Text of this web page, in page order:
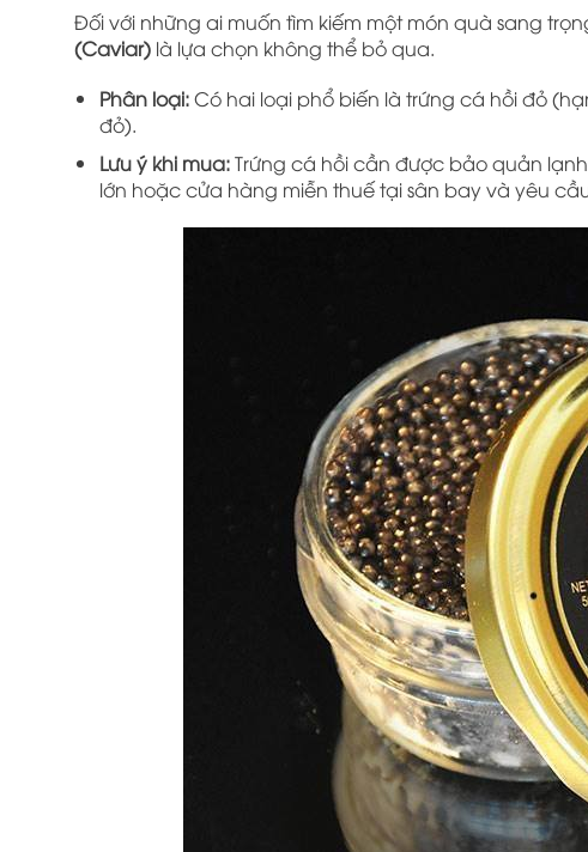
Đối với những ai muốn tìm kiếm một món quà sang
(Caviar) là lựa chọn không thể bỏ qua.
Phân loại:Có hai loại phổ biến là trứng cá hồi đỏ
đỏ).
Lưu ý khi mua:Trứng cá hồi cần được bảo quản
lớn hoặc cửa hàng miễn thuế tại sân bay và yêu